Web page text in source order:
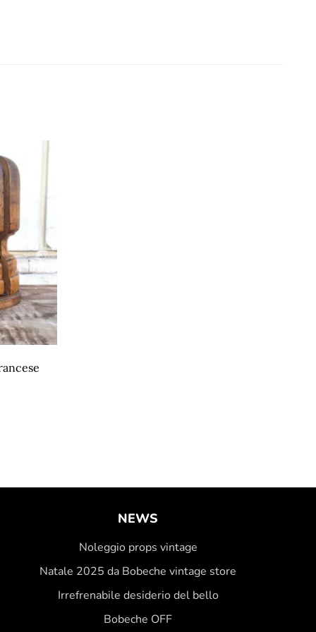
NEWS
Noleggio props vintage
Natale 2025 da Bobeche vintage store
Irrefrenabile desiderio del bello
Bobeche OFF